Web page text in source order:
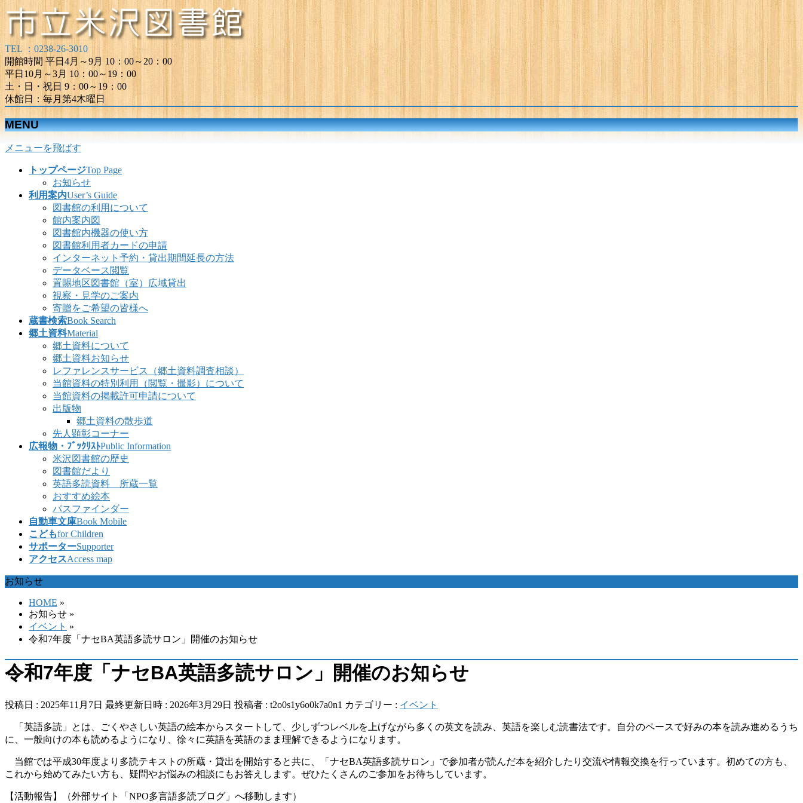
TEL ：0238-26-3010
開館時間 平日4月～9月 10：00～20：00
平日10月～3月 10：00～19：00
土・日・祝日 9：00～19：00
休館日：毎月第4木曜日
MENU
メニューを飛ばす
トップページTop Page
お知らせ
利用案内User’s Guide
図書館の利用について
館内案内図
図書館内機器の使い方
図書館利用者カードの申請
インターネット予約・貸出期間延長の方法
データベース閲覧
置賜地区図書館（室）広域貸出
視察・見学のご案内
寄贈をご希望の皆様へ
蔵書検索Book Search
郷土資料Material
郷土資料について
郷土資料お知らせ
レファレンスサービス（郷土資料調査相談）
当館資料の特別利用（閲覧・撮影）について
当館資料の掲載許可申請について
出版物
郷土資料の散歩道
先人顕彰コーナー
広報物・ﾌﾞｯｸﾘｽﾄPublic Information
米沢図書館の歴史
図書館だより
英語多読資料 所蔵一覧
おすすめ絵本
パスファインダー
自動車文庫Book Mobile
こどもfor Children
サポーターSupporter
アクセスAccess map
お知らせ
HOME »
お知らせ »
イベント »
令和7年度「ナセBA英語多読サロン」開催のお知らせ
令和7年度「ナセBA英語多読サロン」開催のお知らせ
投稿日 : 2025年11月7日 最終更新日時 : 2026年3月29日 投稿者 : t2o0s1y6o0k7a0n1 カテゴリー : イベント
「英語多読」とは、ごくやさしい英語の絵本からスタートして、少しずつレベルを上げながら多くの英文を読み、英語を楽しむ読書法です。自分のペースで好みの本を読み進めるうち
に、一般向けの本も読めるようになり、徐々に英語を英語のまま理解できるようになります。
当館では平成30年度より多読テキストの所蔵・貸出を開始すると共に、「ナセBA英語多読サロン」で参加者が読んだ本を紹介したり交流や情報交換を行っています。初めての方も、
これから始めてみたい方も、疑問やお悩みの相談にもお答えします。ぜひたくさんのご参加をお待ちしています。
【活動報告】（外部サイト「NPO多言語多読ブログ」へ移動します）